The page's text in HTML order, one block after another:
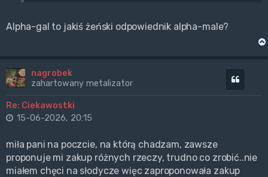
Alpha-gal to jakiś żeński odpowiednik alpha-male?
nagrobek
zahartowany metalizator
Re: Ciekawostki
15-06-2026, 20:15
miła pani na poczcie, na którą chadzam, zawsze
proponuje mi zakup różnych rzeczy, trudno co zrobić..nie
miałem chęci na słodycze więc zaproponowała zakup